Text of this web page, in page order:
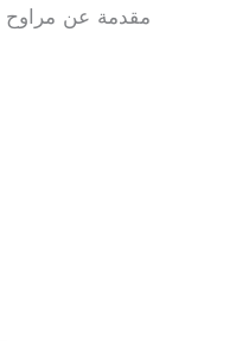
مقدمة عن مراوح